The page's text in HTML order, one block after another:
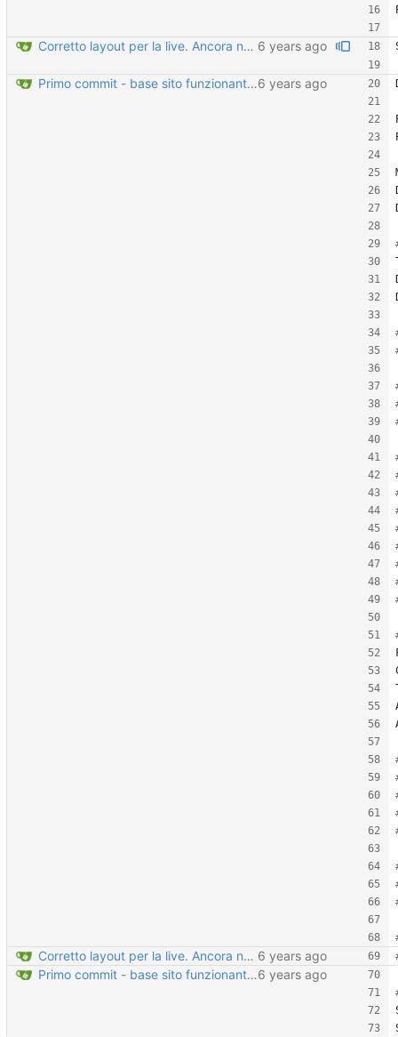
Corretto layout per la live. Ancora non riesco a caricare un video delle dimensioni corrette.
Primo commit - base sito funzionante?
Corretto layout per la live. Ancora non riesco a caricare un video delle dimensioni corrette.
Primo commit - base sito funzionante?